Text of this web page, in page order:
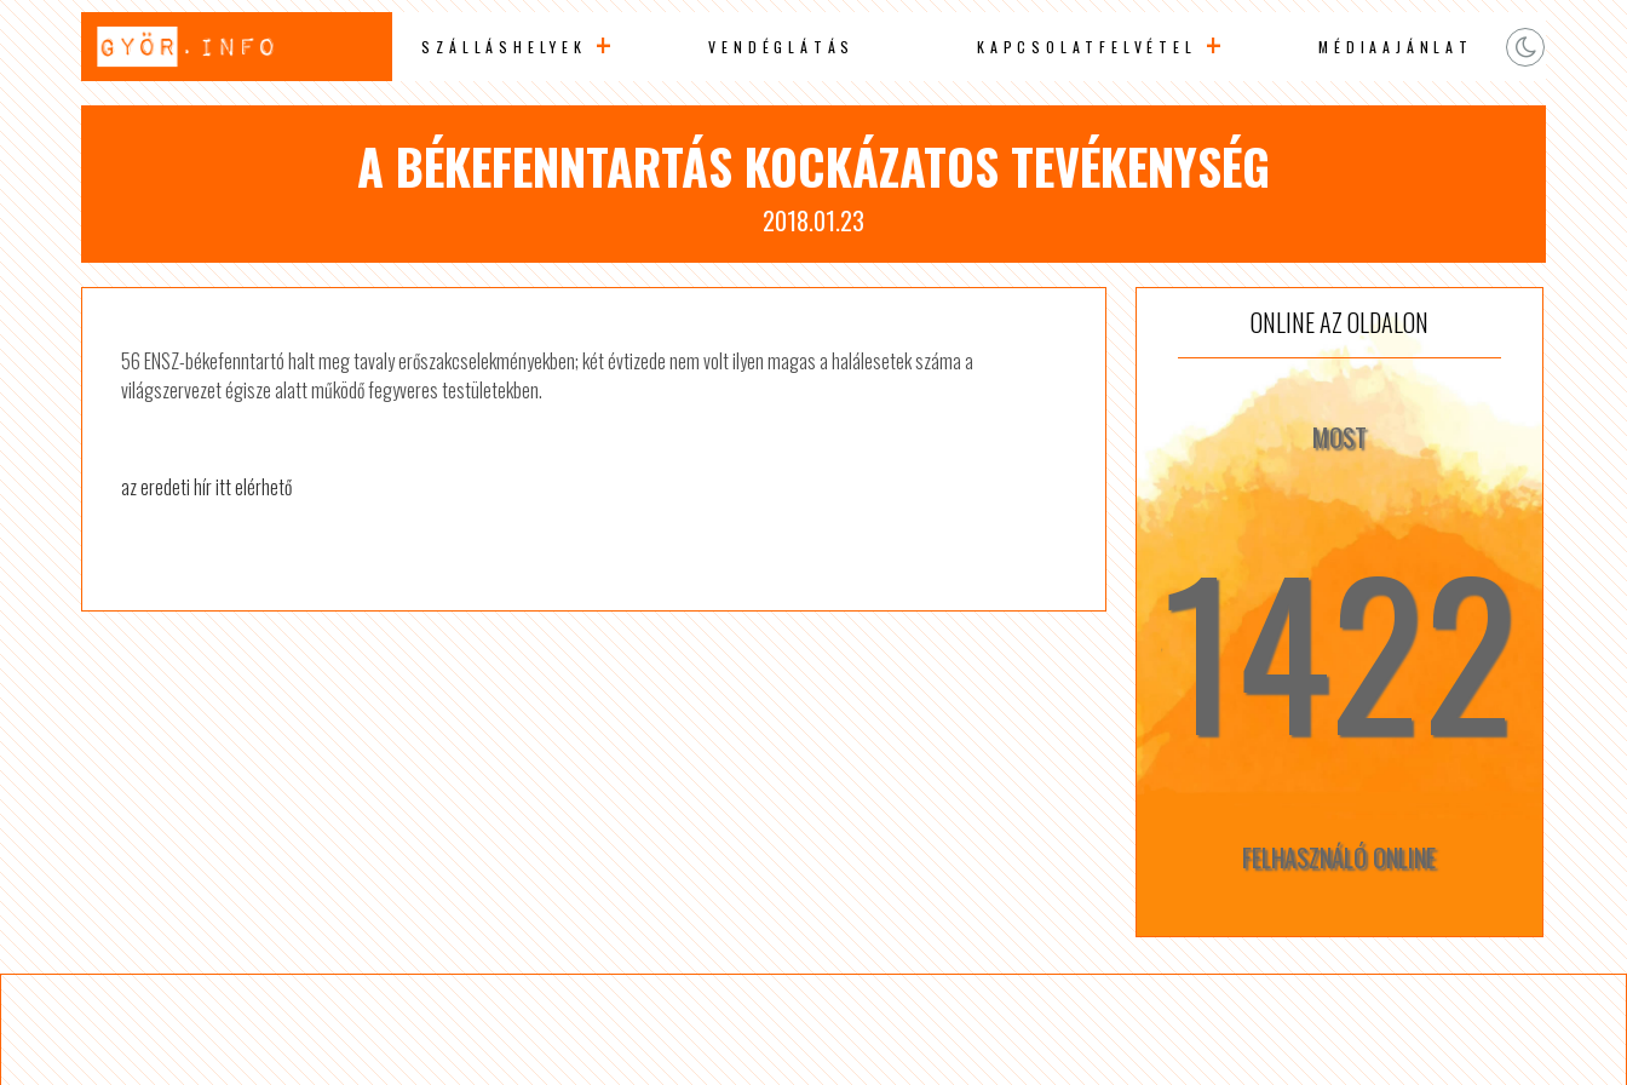
SZÁLLÁSHELYEK VENDÉGLÁTÁS KAPCSOLATFELVÉTEL MÉDIAAJÁNLAT
A BÉKEFENNTARTÁS KOCKÁZATOS TEVÉKENYSÉG
2018.01.23
56 ENSZ-békefenntartó halt meg tavaly erőszakcselekményekben; két évtizede nem volt ilyen magas a halálesetek száma a
világszervezet égisze alatt működő fegyveres testületekben.
az eredeti hír itt elérhető
ONLINE AZ OLDALON
MOST
☆1422 ☆
FELHASZNÁLÓ ONLINE